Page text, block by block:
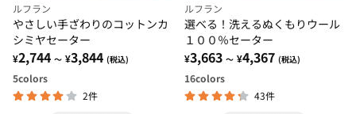
ルフラン
やさしい手ざわりのコットンカ
シミヤセーター
¥2,744 ～ ¥3,844 (税込)
5colors
2件
ルフラン
選べる！洗えるぬくもりウール
１００％セーター
¥3,663 ～ ¥4,367 (税込)
16colors
43件